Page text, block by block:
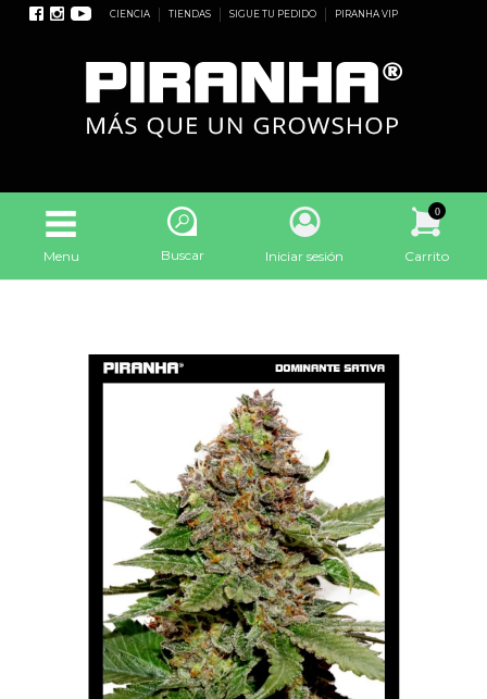
CIENCIA TIENDAS SIGUE TU PEDIDO PIRANHA VIP
Menu Buscar Iniciar sesión
0
Carrito